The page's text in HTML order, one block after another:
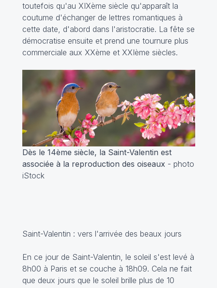
toutefois qu'au XIXème siècle qu'apparaît la
coutume d'échanger de lettres romantiques à
cette date, d'abord dans l'aristocratie. La fête se
démocratise ensuite et prend une tournure plus
commerciale aux XXème et XXIème siècles.
Dès le 14ème siècle, la Saint-Valentin est
associée à la reproduction des oiseaux - photo
iStock
Saint-Valentin : vers l'arrivée des beaux jours
En ce jour de Saint-Valentin, le soleil s'est levé à
8h00 à Paris et se couche à 18h09. Cela ne fait
que deux jours que le soleil brille plus de 10